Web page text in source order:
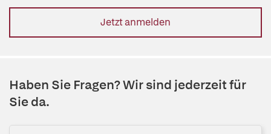
Jetzt anmelden
Haben Sie Fragen? Wir sind jederzeit für
Sie da.